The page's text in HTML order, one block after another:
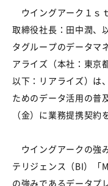
ウイングアーク１ｓ
取締役社長：田中潤、
タグループのデータマ
アライズ（本社：東京
以下：リアライズ）は
ためのデータ活用の普
（金）に業務提携契約
ウイングアークの強
テリジェンス（BI）
の強みであるデータプ